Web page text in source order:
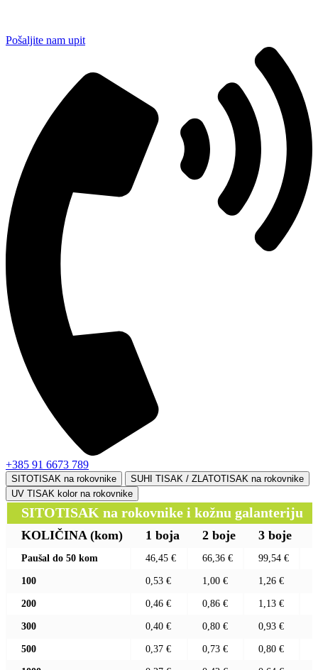
Pošaljite nam upit
+385 91 6673 789
SITOTISAK na rokovnike
SUHI TISAK / ZLATOTISAK na rokovnike
UV TISAK kolor na rokovnike
SITOTISAK na rokovnike i kožnu galanteriju
KOLIČINA (kom) 1 boja 2 boje 3 boje
Paušal do 50 kom 46,45 € 66,36 € 99,54 €
100 0,53 € 1,00 € 1,26 €
200 0,46 € 0,86 € 1,13 €
300 0,40 € 0,80 € 0,93 €
500 0,37 € 0,73 € 0,80 €